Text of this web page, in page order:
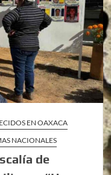
EN OAXACA
NACIONALES
de